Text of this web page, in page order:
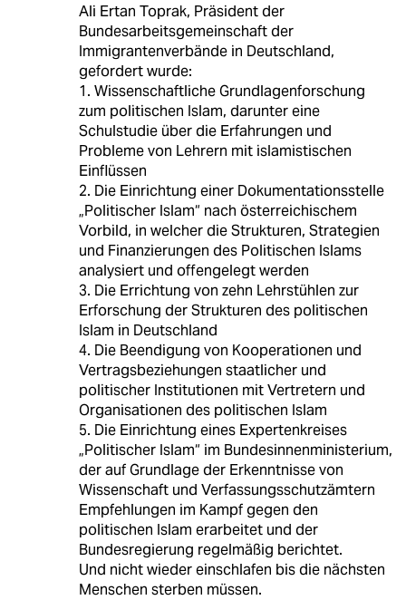
Ali Ertan Toprak, Präsident der
Bundesarbeitsgemeinschaft der
Immigrantenverbände in Deutschland,
gefordert wurde:
1. Wissenschaftliche Grundlagenforschung
zum politischen Islam, darunter eine
Schulstudie über die Erfahrungen und
Probleme von Lehrern mit islamistischen
Einflüssen
2. Die Einrichtung einer Dokumentationsstelle
„Politischer Islam“ nach österreichischem
Vorbild, in welcher die Strukturen, Strategien
und Finanzierungen des Politischen Islams
analysiert und offengelegt werden
3. Die Errichtung von zehn Lehrstühlen zur
Erforschung der Strukturen des politischen
Islam in Deutschland
4. Die Beendigung von Kooperationen und
Vertragsbeziehungen staatlicher und
politischer Institutionen mit Vertretern und
Organisationen des politischen Islam
5. Die Einrichtung eines Expertenkreises
„Politischer Islam“ im Bundesinnenministerium,
der auf Grundlage der Erkenntnisse von
Wissenschaft und Verfassungsschutzämtern
Empfehlungen im Kampf gegen den
politischen Islam erarbeitet und der
Bundesregierung regelmäßig berichtet.
Und nicht wieder einschlafen bis die nächsten
Menschen sterben müssen.